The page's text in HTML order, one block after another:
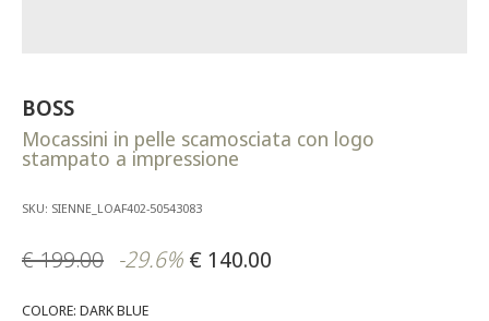
BOSS
Mocassini in pelle scamosciata con logo
stampato a impressione
SKU: SIENNE_LOAF402-50543083
€ 199.00 -29.6% € 140.00
COLORE: DARK BLUE